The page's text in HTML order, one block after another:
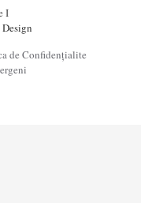
I
de Confidențialite